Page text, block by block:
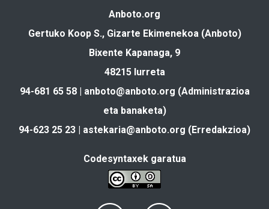
Anboto.org
Gertuko Koop S., Gizarte Ekimenekoa (Anboto)
Bixente Kapanaga, 9
48215 Iurreta
94-681 65 58 | anboto@anboto.org (Administrazioa
eta banaketa)
94-623 25 23 | astekaria@anboto.org (Erredakzioa)
Codesyntaxek garatua